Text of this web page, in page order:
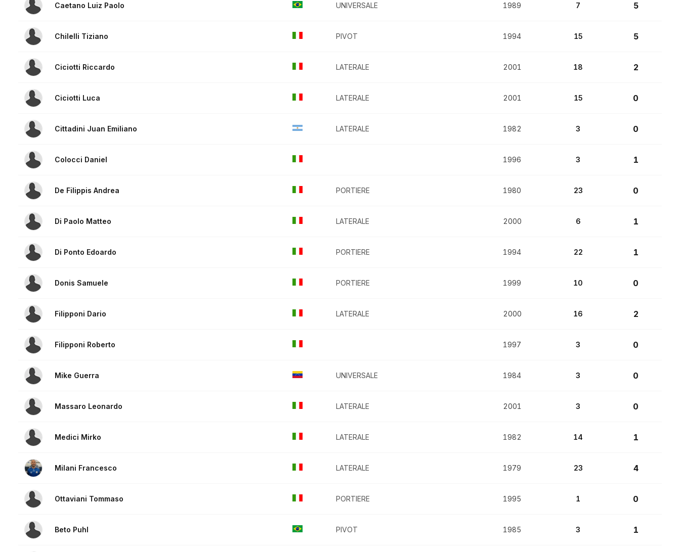
Caetano Luiz Paolo UNIVERSALE 1989 7 5
Chilelli Tiziano PIVOT 1994 15 5
Ciciotti Riccardo LATERALE 2001 18 2
Ciciotti Luca LATERALE 2001 15 0
Cittadini Juan Emiliano LATERALE 1982 3 0
Colocci Daniel 1996 3 1
De Filippis Andrea PORTIERE 1980 23 0
Di Paolo Matteo LATERALE 2000 6 1
Di Ponto Edoardo PORTIERE 1994 22 1
Donis Samuele PORTIERE 1999 10 0
Filipponi Dario LATERALE 2000 16 2
Filipponi Roberto 1997 3 0
Mike Guerra UNIVERSALE 1984 3 0
Massaro Leonardo LATERALE 2001 3 0
Medici Mirko LATERALE 1982 14 1
Milani Francesco LATERALE 1979 23 4
Ottaviani Tommaso PORTIERE 1995 1 0
Beto Puhl PIVOT 1985 3 1